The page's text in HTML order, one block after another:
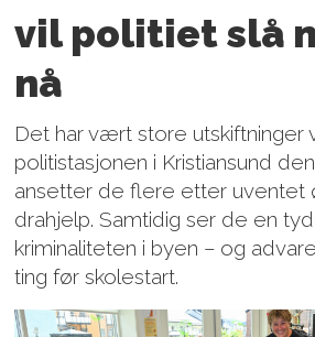
vil politiet slå
nå
Det har vært store utskiftninger
politistasjonen i Kristiansund
ansetter de flere etter uventet
drahjelp. Samtidig ser de en
kriminaliteten i byen – og
ting før skolestart.